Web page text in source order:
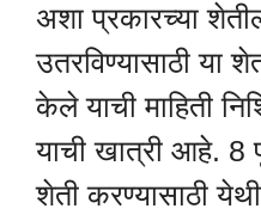
अशा प्रकारच्या
उतरविण्यासाठी या
केले याची माहिती
याची खात्री आहे. 8
शेती करण्यासाठी